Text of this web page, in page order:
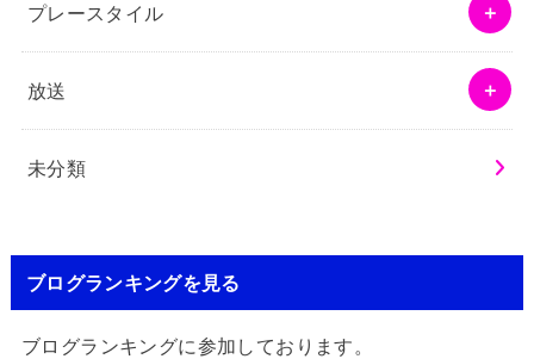
プレースタイル
放送
未分類
ブログランキングを見る
ブログランキングに参加しております。